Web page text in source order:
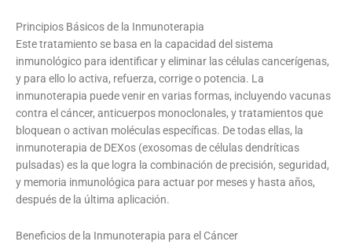
Principios Básicos de la Inmunoterapia
Este tratamiento se basa en la capacidad del sistema
inmunológico para identificar y eliminar las células cancerígenas,
y para ello lo activa, refuerza, corrige o potencia. La
inmunoterapia puede venir en varias formas, incluyendo vacunas
contra el cáncer, anticuerpos monoclonales, y tratamientos que
bloquean o activan moléculas específicas. De todas ellas, la
inmunoterapia de DEXos (exosomas de células dendríticas
pulsadas) es la que logra la combinación de precisión, seguridad,
y memoria inmunológica para actuar por meses y hasta años,
después de la última aplicación.
Beneficios de la Inmunoterapia para el Cáncer